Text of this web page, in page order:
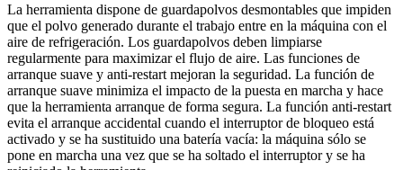
La herramienta dispone de guardapolvos desmontables que impiden
que el polvo generado durante el trabajo entre en la máquina con el
aire de refrigeración. Los guardapolvos deben limpiarse
regularmente para maximizar el flujo de aire. Las funciones de
arranque suave y anti-restart mejoran la seguridad. La función de
arranque suave minimiza el impacto de la puesta en marcha y hace
que la herramienta arranque de forma segura. La función anti-restart
evita el arranque accidental cuando el interruptor de bloqueo está
activado y se ha sustituido una batería vacía: la máquina sólo se
pone en marcha una vez que se ha soltado el interruptor y se ha